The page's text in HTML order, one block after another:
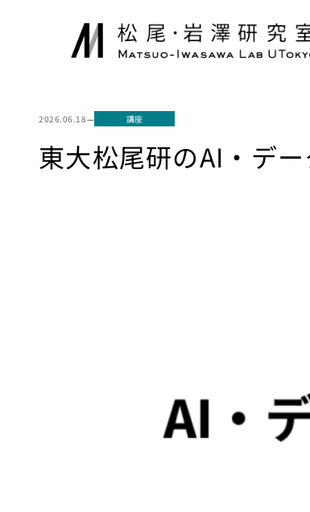
2026.06.18— 講座
東大松尾研のAI・デ